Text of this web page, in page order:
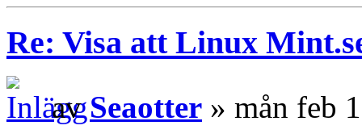
Re: Visa att Linux
avSeaotter » mån feb